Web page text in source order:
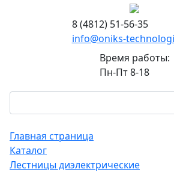
8 (4812) 51-56-35
info@oniks-
Время работы:
Пн-Пт 8-18
Главная страница
Каталог
Лестницы диэлектрические